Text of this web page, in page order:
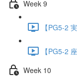
Week 9
【PG5-2
【PG5-2
Week 10